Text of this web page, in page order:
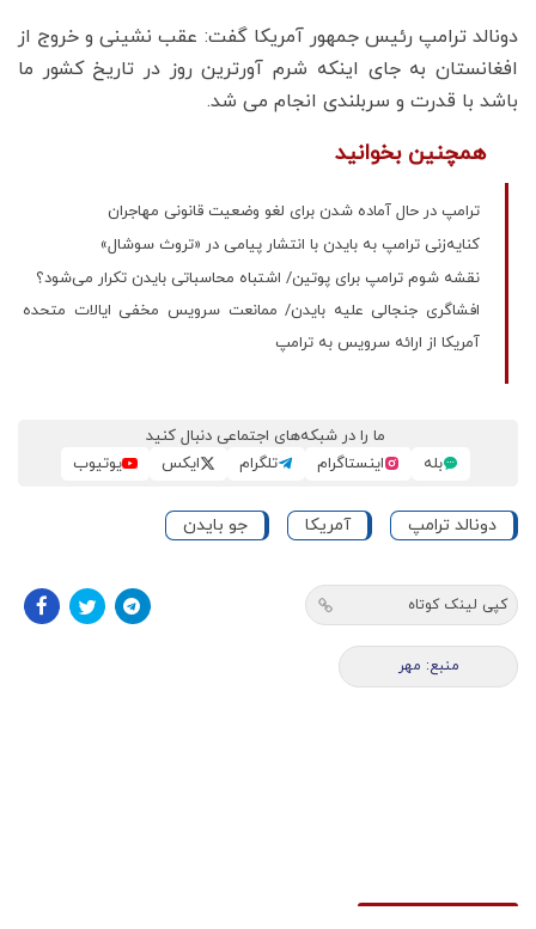
دونالد ترامپ رئیس جمهور آمریکا گفت: عقب نشینی و خروج از
افغانستان به جای اینکه شرم آورترین روز در تاریخ کشور ما
باشد با قدرت و سربلندی انجام می شد.
همچنین بخوانید
ترامپ در حال آماده شدن برای لغو وضعیت قانونی مهاجران
کنایه‌زنی ترامپ به بایدن با انتشار پیامی در «تروث سوشال»
نقشه شوم ترامپ برای پوتین/ اشتباه محاسباتی بایدن تکرار می‌شود؟
افشاگری جنجالی علیه بایدن/ ممانعت سرویس مخفی ایالات متحده
آمریکا از ارائه سرویس به ترامپ
ما را در شبکه‌های اجتماعی دنبال کنید
بله
اینستاگرام تلگرام ایکس یوتیوب
دونالد ترامپ آمریکا جو بایدن
کپی لینک کوتاه
منبع: مهر